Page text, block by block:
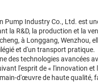
Pump Industry Co., Ltd. est
la R&D, la production et la
à Longgang, Wenzhou,
et d'un transport pratique.
des technologies avancées
l'esprit de « l'innovation et
d'œuvre de haute qualité,